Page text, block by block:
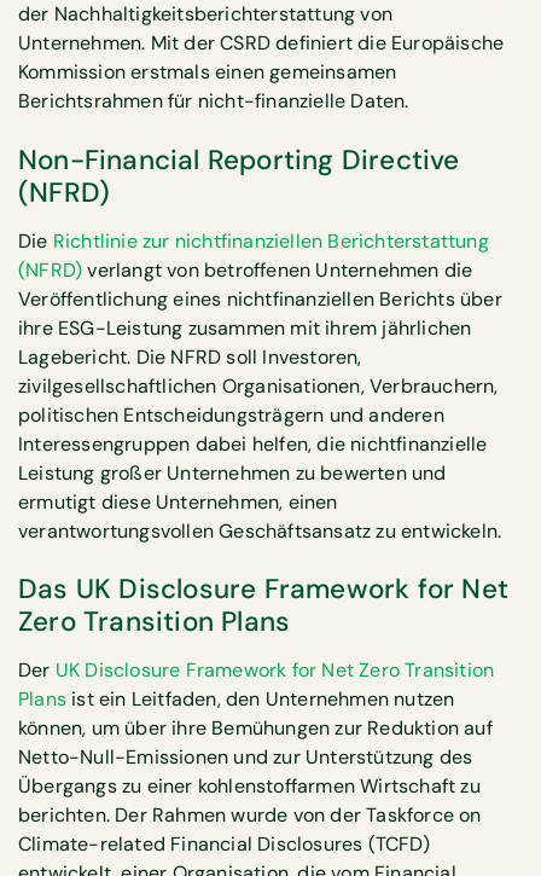
der Nachhaltigkeitsberichterstattung von
Unternehmen. Mit der CSRD definiert die Europäische
Kommission erstmals einen gemeinsamen
Berichtsrahmen für nicht-finanzielle Daten.
Non-Financial Reporting Directive
(NFRD)
Die Richtlinie zur nichtfinanziellen Berichterstattung
(NFRD)verlangt von betroffenen Unternehmen die
Veröffentlichung eines nichtfinanziellen Berichts über
ihre ESG-Leistung zusammen mit ihrem jährlichen
Lagebericht. Die NFRD soll Investoren,
zivilgesellschaftlichen Organisationen, Verbrauchern,
politischen Entscheidungsträgern und anderen
Interessengruppen dabei helfen, die nichtfinanzielle
Leistung großer Unternehmen zu bewerten und
ermutigt diese Unternehmen, einen
verantwortungsvollen Geschäftsansatz zu entwickeln.
Das UK Disclosure Framework for Net
Zero Transition Plans
Der UK Disclosure Framework for Net Zero Transition
Plans ist ein Leitfaden, den Unternehmen nutzen
können, um über ihre Bemühungen zur Reduktion auf
Netto-Null-Emissionen und zur Unterstützung des
Übergangs zu einer kohlenstoffarmen Wirtschaft zu
berichten. Der Rahmen wurde von der Taskforce on
Climate-related Financial Disclosures (TCFD)